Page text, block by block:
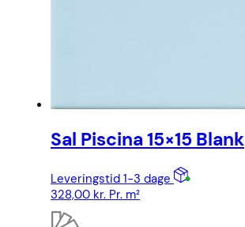
Sal Piscina 15×15 Blank
Leveringstid 1-3 dage
328,00 kr. Pr. m²